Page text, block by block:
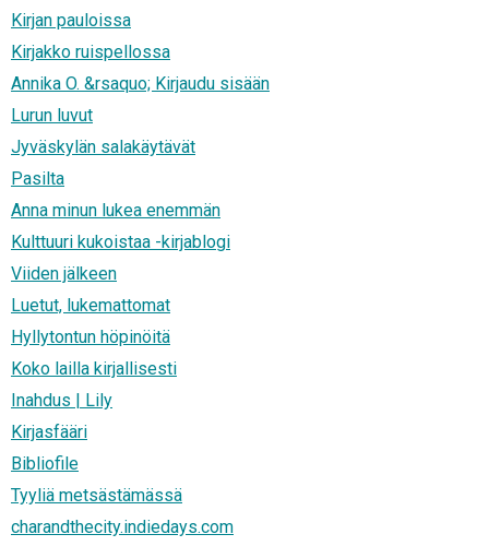
Kirjan pauloissa
Kirjakko ruispellossa
Annika O. &rsaquo; Kirjaudu sisään
Lurun luvut
Jyväskylän salakäytävät
Pasilta
Anna minun lukea enemmän
Kulttuuri kukoistaa -kirjablogi
Viiden jälkeen
Luetut, lukemattomat
Hyllytontun höpinöitä
Koko lailla kirjallisesti
Inahdus | Lily
Kirjasfääri
Bibliofile
Tyyliä metsästämässä
charandthecity.indiedays.com